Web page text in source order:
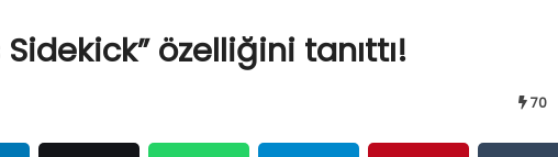
özelliğini tanıttı!
70